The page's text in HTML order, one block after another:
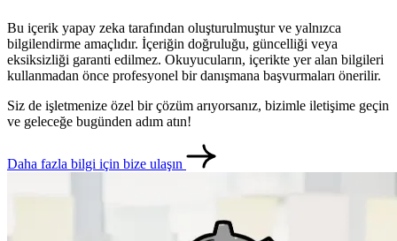
Bu içerik yapay zeka tarafından oluşturulmuştur ve yalnızca
bilgilendirme amaçlıdır. İçeriğin doğruluğu, güncelliği veya
eksiksizliği garanti edilmez. Okuyucuların, içerikte yer alan bilgileri
kullanmadan önce profesyonel bir danışmana başvurmaları önerilir.
Siz de işletmenize özel bir çözüm arıyorsanız, bizimle iletişime geçin
ve geleceğe bugünden adım atın!
Daha fazla bilgi için bize ulaşın